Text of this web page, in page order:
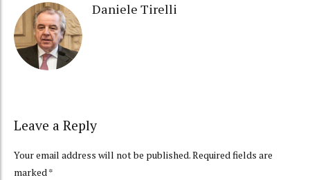
Daniele Tirelli
Leave a Reply
Your email address will not be published. Required fields are
marked *